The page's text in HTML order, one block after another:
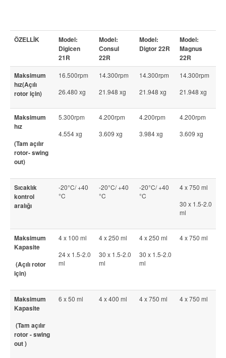
ÖZELLİK
Model:
Digicen
21R
Model:
Consul
22R
Model:
Digtor 22R
Model:
Magnus
22R
Maksimum
hız(Açılı
rotor için)
16.500rpm
26.480 xg
14.300rpm
21.948 xg
14.300rpm
21.948 xg
14.300rpm
21.948 xg
Maksimum
hız
(Tam açılır
rotor- swing
out)
5.300rpm
4.554 xg
4.200rpm
3.609 xg
4.200rpm
3.984 xg
4.200rpm
3.609 xg
Sıcaklık
kontrol
aralığı
-20°C/ +40
°C
-20°C/ +40
°C
-20°C/ +40
°C
4 x 750 ml
30 x 1.5-2.0
ml
Maksimum
Kapasite
(Açılı rotor
için)
4 x 100 ml
24 x 1.5-2.0
ml
4 x 250 ml
30 x 1.5-2.0
ml
4 x 250 ml
30 x 1.5-2.0
ml
4 x 750 ml
Maksimum
Kapasite
(Tam açılır
rotor - swing
out )
6 x 50 ml 4 x 400 ml 4 x 750 ml 4 x 750 ml